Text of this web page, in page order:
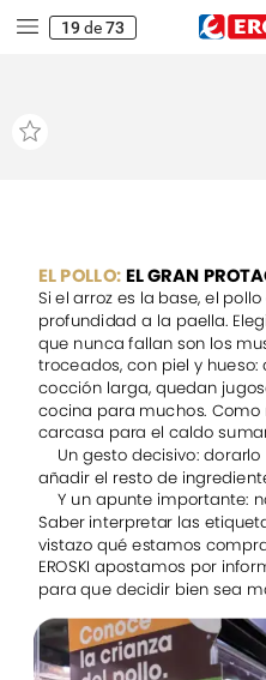
19de73
ELPOLLO: ELGRAN
Si el arroz es la base, el pollo
profundidad a la paella.
que nunca fallan son los
troceados, con piel y hueso:
cocción larga, quedan
cocina para muchos. Como
carcasa para el caldo
Un gesto decisivo: dorarlo
añadir el resto de
Y un apunte importante:
Saber interpretar las
vistazo qué estamos
EROSKI apostamos por
para que decidir bien sea